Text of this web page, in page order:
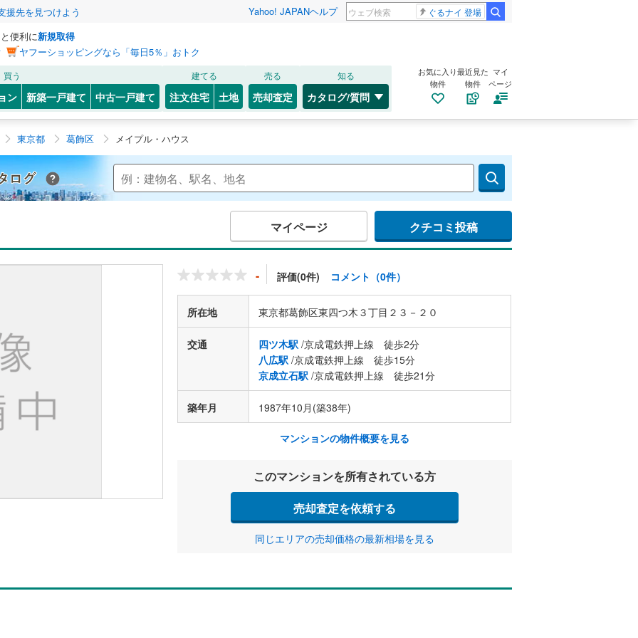
援先を見つけよう Yahoo! JAPANヘルプ ぐるナイ 登場
便利に新規取得
ヤフーショッピングなら「毎日5％」おトク
買う
ン 新築一戸建て 中古一戸建て
建てる
注文住宅 土地
売る
売却査定
知る
カタログ/質問
お気に入り
物件
最近見た
物件
マイ
ページ
東京都 葛飾区 メイプル・ハウス
Yahoo!不動産 マンションカタログ
マイページ クチコミ投稿
- 評価(0件) コメント（0件）
所在地 東京都葛飾区東四つ木３丁目２３－２０
交通 四ツ木駅 /京成電鉄押上線 徒歩2分
八広駅 /京成電鉄押上線 徒歩15分
京成立石駅 /京成電鉄押上線 徒歩21分
築年月 1987年10月(築38年)
マンションの物件概要を見る
このマンションを所有されている方
売却査定を依頼する
同じエリアの売却価格の最新相場を見る